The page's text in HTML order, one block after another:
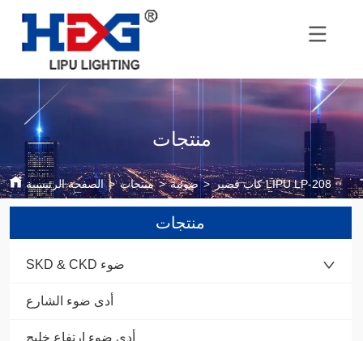
منتجات
الصفحة الرئيسية > منتجات > ضوئية > كاب قصير LIPU LP-208
منتجات
SKD & CKD ضوء
أدى ضوء الشارع
أدى ضوء ارتفاع خليج